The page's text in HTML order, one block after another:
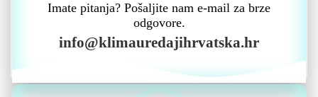
Imate pitanja? Pošaljite nam e-mail za brze
odgovore.
info@klimauredajihrvatska.hr